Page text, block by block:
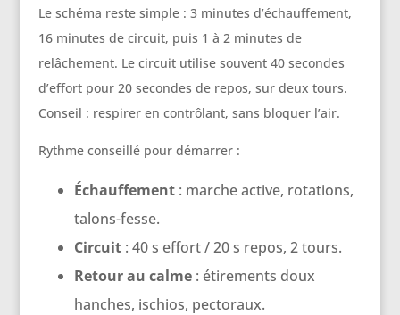
Le schéma reste simple : 3 minutes d’échauffement,
16 minutes de circuit, puis 1 à 2 minutes de
relâchement. Le circuit utilise souvent 40 secondes
d’effort pour 20 secondes de repos, sur deux tours.
Conseil : respirer en contrôlant, sans bloquer l’air.
Rythme conseillé pour démarrer :
Échauffement: marche active, rotations,
talons-fesse.
Circuit: 40 s effort / 20 s repos, 2 tours.
Retour au calme: étirements doux
hanches, ischios, pectoraux.